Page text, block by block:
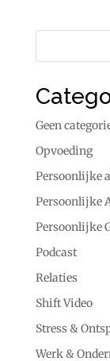
Geen
Opvoeding
Persoonlijke
Persoonlijke
Persoonlijke
Podcast
Relaties
Shift Video
Stress &
Werk &